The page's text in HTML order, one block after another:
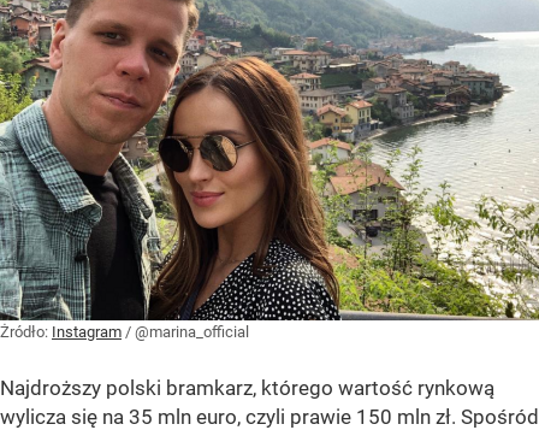
Żródło: Instagram / @marina_official
Najdroższy polski bramkarz, którego wartość rynkową
wylicza się na 35 mln euro, czyli prawie 150 mln zł. Spośród